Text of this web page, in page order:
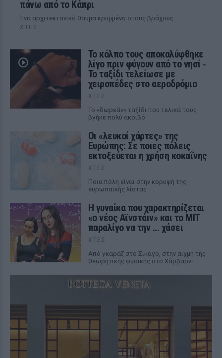
πάνω από το Κάπρι
Ένα αρχιτεκτονικό θαύμα κρυμμένο στους βράχους
ΧΤΕΣ
Το κόλπο τους αποκαλύφθηκε
λίγο πριν φύγουν από το νησί ‑
Το ταξίδι τελείωσε με
χειροπέδες στο αεροδρόμιο
ΧΤΕΣ
Το «δωρεάν» ταξίδι που τελικά τους
βγήκε πολύ ακριβό
Οι «λευκοί χάρτες» της
Ευρώπης: Σε ποιες πόλεις
εκτοξεύεται η χρήση κοκαΐνης
ΧΤΕΣ
Ποια πόλη είναι στην κορυφή της
ευρωπαϊκής λίστας
Η γυναίκα που χαρακτηρίζεται
«ο νέος Αϊνστάιν» και το MIT
παραλίγο να την ... χάσει
ΧΤΕΣ
Από γκαράζ στο Σικάγο, στην αιχμή της
θεωρητικής φυσικής στο Χάρβαρντ